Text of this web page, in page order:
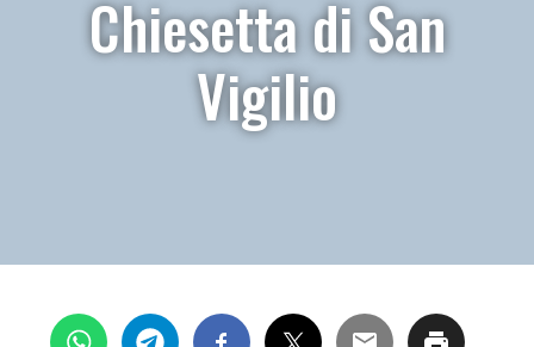
Chiesetta di San
Vigilio